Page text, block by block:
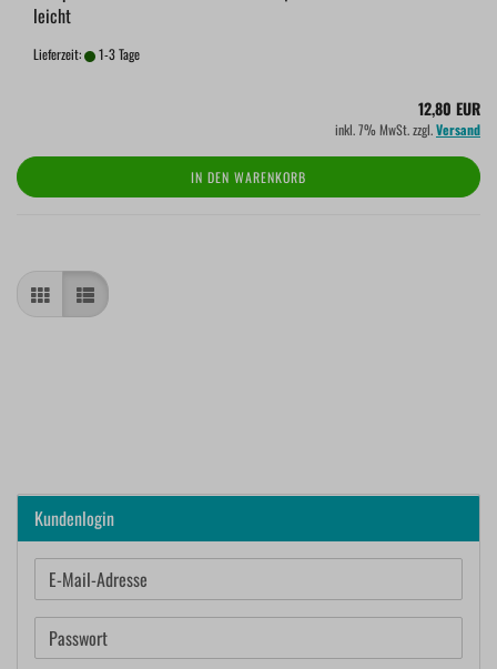
leicht
Lieferzeit: 1-3 Tage
12,80 EUR
inkl. 7% MwSt. zzgl.Versand
IN DEN WARENKORB
Kundenlogin
E-
Mail-
Adresse
Passwort